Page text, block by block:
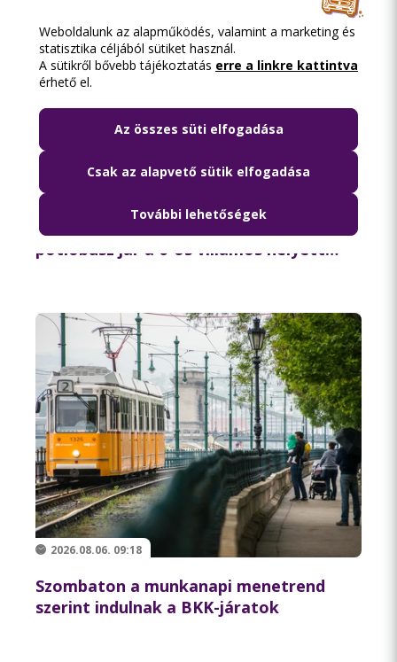
Rendszeres karbantartás miatt
pótlóbusz jár a 6-os villamos helyett
2026.08.06. 09:18
Szombaton a munkanapi menetrend
szerint indulnak a BKK-járatok
Weboldalunk az alapműködés, valamint a marketing és
statisztika céljából sütiket használ.
A sütikről bővebb tájékoztatás erre a linkre kattintva
érhető el.
Az összes süti elfogadása
Csak az alapvető sütik elfogadása
További lehetőségek